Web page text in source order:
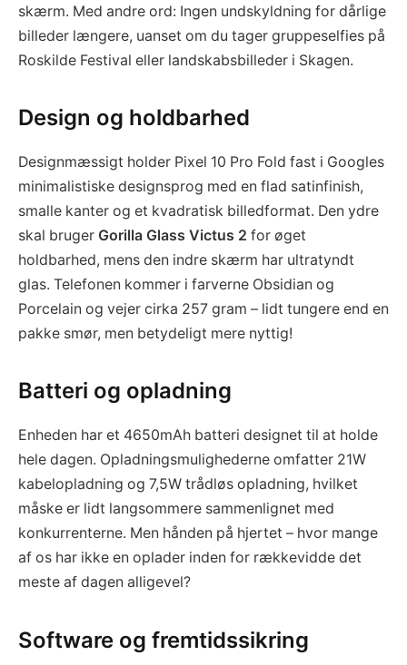
skærm. Med andre ord: Ingen undskyldning for dårlige
billeder længere, uanset om du tager gruppeselfies på
Roskilde Festival eller landskabsbilleder i Skagen.
Design og holdbarhed
Designmæssigt holder Pixel 10 Pro Fold fast i Googles
minimalistiske designsprog med en flad satinfinish,
smalle kanter og et kvadratisk billedformat. Den ydre
skal bruger Gorilla Glass Victus 2 for øget
holdbarhed, mens den indre skærm har ultratyndt
glas. Telefonen kommer i farverne Obsidian og
Porcelain og vejer cirka 257 gram – lidt tungere end en
pakke smør, men betydeligt mere nyttig!
Batteri og opladning
Enheden har et 4650mAh batteri designet til at holde
hele dagen. Opladningsmulighederne omfatter 21W
kabelopladning og 7,5W trådløs opladning, hvilket
måske er lidt langsommere sammenlignet med
konkurrenterne. Men hånden på hjertet – hvor mange
af os har ikke en oplader inden for rækkevidde det
meste af dagen alligevel?
Software og fremtidssikring